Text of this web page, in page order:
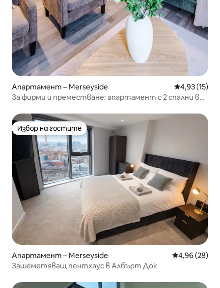
Апартамент – Merseyside Средна
4,93 (15)
За фирми и преместване: апартамент с 2 спални в
Избор на гостите
Избор на гостите
Апартамент – Merseyside Средна
4,96 (28)
Зашеметяващ пентхаус в Албърт Док